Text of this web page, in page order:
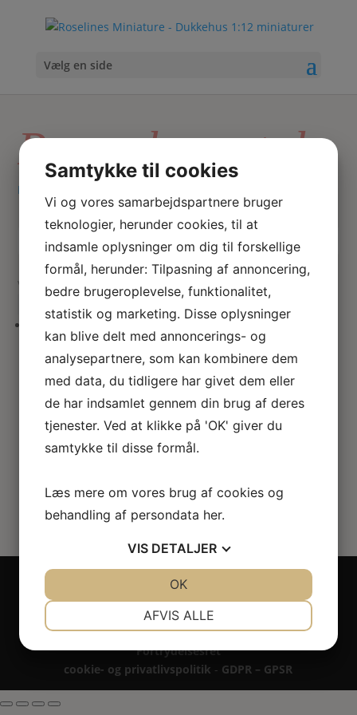
Vælg en side
Rosen havestol
Hjem
Skriv
hvad
du
søger
her
Søg
Viser 1 resultat
Rosen havestol i støbejern –
metal KIT
203.00 kr.
Copyright 2024 - All rights reserved RoseLines
Miniature ® på design, brandnavn, logo, tekst og
billedemateriale.
Betaling - Levering - Garanti & reklamation -
Fortrydelsesret
cookie- og privatlivspolitik - GDPR – GPSR
Samtykke til cookies
Vi og vores samarbejdspartnere bruger
teknologier, herunder cookies, til at
indsamle oplysninger om dig til forskellige
formål, herunder: Tilpasning af annoncering,
bedre brugeroplevelse, funktionalitet,
statistik og marketing. Disse oplysninger
kan blive delt med annoncerings- og
analysepartnere, som kan kombinere dem
med data, du tidligere har givet dem eller
de har indsamlet gennem din brug af deres
tjenester. Ved at klikke på 'OK' giver du
samtykke til disse formål.
Læs mere om vores brug af cookies og
behandling af persondata her.
VIS DETALJER
MARKETING STATISTIK
AFVIS ALLE
OK